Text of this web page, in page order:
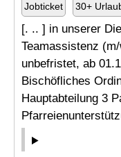
Jobticket 30+
[. .. ] in unserer
Teamassistenz
unbefristet, ab
Bischöfliches
Hauptabteilung 3